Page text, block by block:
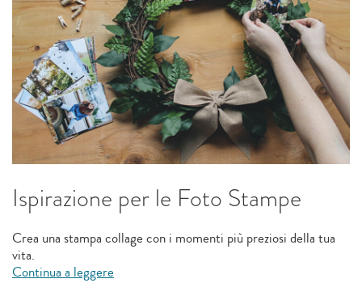
Ispirazione per le Foto Stampe
Crea una stampa collage con i momenti più preziosi della tua
vita.
Continua a leggere